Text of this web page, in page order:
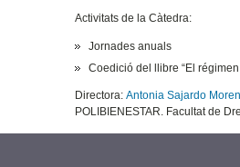
Activitats de la Càtedra:
Jornades anuals
Coedició del llibre “El
Directora:Antonia Sajardo
POLIBIENESTAR. Facultat de